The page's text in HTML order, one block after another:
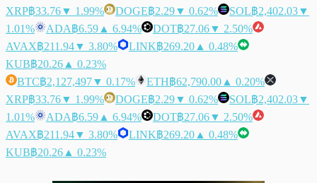
XRP฿33.76▼ 1.99% DOGE฿2.29▼ 0.62% SOL฿2,402.03▼
1.01%
ADA฿6.59 ▲ 6.94% DOT฿27.06▼ 2.50%
AVAX฿211.94▼ 3.80% LINK฿269.20 ▲ 0.48%
KUB฿20.26 ▲ 0.23%
BTC฿2,127,497▼ 0.17% ETH฿62,790.00 ▲ 0.20%
XRP฿33.76▼ 1.99% DOGE฿2.29▼ 0.62% SOL฿2,402.03▼
1.01%
ADA฿6.59 ▲ 6.94% DOT฿27.06▼ 2.50%
AVAX฿211.94▼ 3.80% LINK฿269.20 ▲ 0.48%
KUB฿20.26 ▲ 0.23%